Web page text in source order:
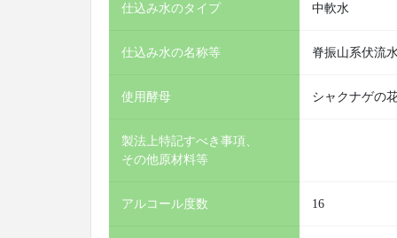
仕込み水のタイプ 中軟水
仕込み水の名称等 脊振山系伏流
使用酵母 シャクナゲの
製法上特記すべき事項、
その他原材料等
アルコール度数 16